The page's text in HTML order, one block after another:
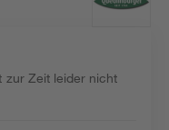
zur Zeit leider nicht